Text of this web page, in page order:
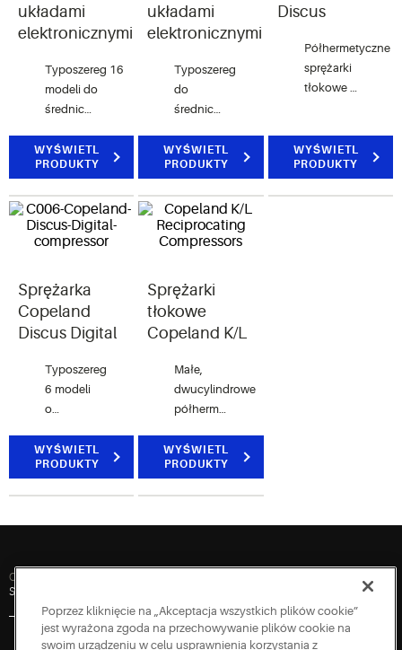
układami
elektronicznymi
Typoszereg 16
modeli do
średnich i
temperatur,
od 62 do
WYŚWIETL
PRODUKTY
układami
elektronicznymi
Typoszereg
do
średnich i
temperatur,
od 62 do
m3/h, z
regulacją
ciągłą od
(czterocylindrowe)
i 33-
100%
WYŚWIETL
PRODUKTY
Discus
Półhermetyczne
sprężarki
tłokowe z
ośmioma
cylindrami
WYŚWIETL
PRODUKTY
Sprężarka
Copeland
Discus Digital
Typoszereg
6 modeli
o
od 32 do
50 m3/h z
10-100%.
WYŚWIETL
PRODUKTY
Sprężarki
tłokowe
Copeland K/L
Małe,
dwucylindrowe
półhermetyczne
tłokowe
do
WYŚWIETL
PRODUKTY
Quick Links
Skontaktuj się z nami
Poprzez kliknięcie na „Akceptacja wszystkich plików cookie”
jest wyrażona zgoda na przechowywanie plików cookie na
swoim urządzeniu w celu usprawnienia korzystania z